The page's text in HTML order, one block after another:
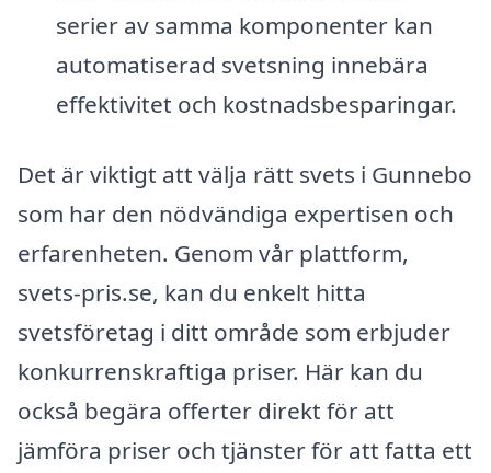
serier av samma komponenter kan
automatiserad svetsning innebära
effektivitet och kostnadsbesparingar.
Det är viktigt att välja rätt svets i Gunnebo
som har den nödvändiga expertisen och
erfarenheten. Genom vår plattform,
svets-pris.se, kan du enkelt hitta
svetsföretag i ditt område som erbjuder
konkurrenskraftiga priser. Här kan du
också begära offerter direkt för att
jämföra priser och tjänster för att fatta ett